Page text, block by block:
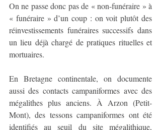
On ne passe donc pas de « non-funéraire » à
« funéraire » d’un coup : on voit plutôt des
réinvestissements funéraires successifs dans
un lieu déjà chargé de pratiques rituelles et
mortuaires.
En Bretagne continentale, on documente
aussi des contacts campaniformes avec des
mégalithes plus anciens. À Arzon (Petit-
Mont), des tessons campaniformes ont été
identifiés au seuil du site mégalithique,